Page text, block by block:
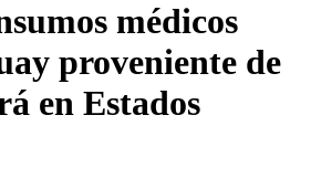
médicos
proveniente de
en Estados